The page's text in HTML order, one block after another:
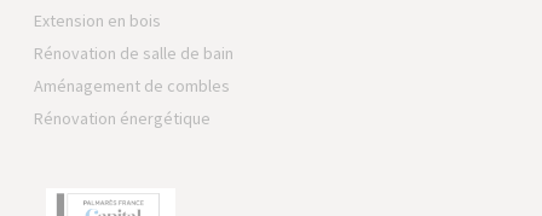
Extension en bois
Rénovation de salle de bain
Aménagement de combles
Rénovation énergétique